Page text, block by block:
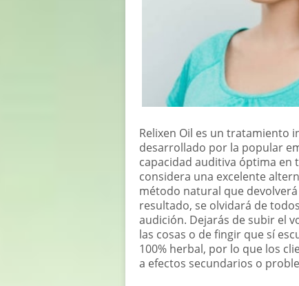
Relixen Oil es un tratamiento
desarrollado por la popular
capacidad auditiva óptima en
considera una excelente
método natural que
resultado, se olvidará de
audición. Dejarás de subir el
las cosas o de fingir que sí
100% herbal, por lo que los
a efectos secundarios o